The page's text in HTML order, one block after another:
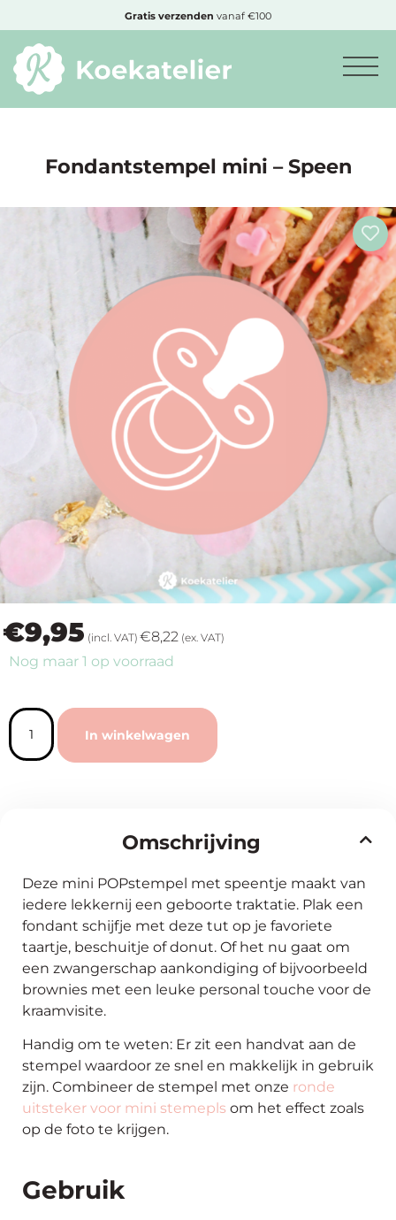
Minimum
Producten
Producten
op
thema
Maatwerk
Cursussen
Outlet
Gratis verzenden vanaf €100
Fondantstempel mini – Speen
€9,95 (incl. VAT) €8,22 (ex. VAT)
Nog maar 1 op voorraad
In winkelwagen
Omschrijving
Deze mini POPstempel met speentje maakt van
iedere lekkernij een geboorte traktatie. Plak een
fondant schijfje met deze tut op je favoriete
taartje, beschuitje of donut. Of het nu gaat om
een zwangerschap aankondiging of bijvoorbeeld
brownies met een leuke personal touche voor de
kraamvisite.
Handig om te weten: Er zit een handvat aan de
stempel waardoor ze snel en makkelijk in gebruik
zijn. Combineer de stempel met onze ronde
uitsteker voor mini stemepls om het effect zoals
op de foto te krijgen.
Gebruik